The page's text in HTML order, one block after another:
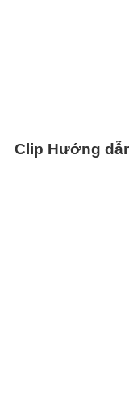
Clip Hướng